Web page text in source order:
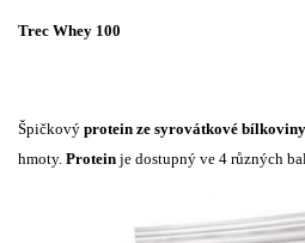
Trec Whey 100
Špičkový protein ze syrovátkové bílkoviny
hmoty. Protein je dostupný ve 4 různých